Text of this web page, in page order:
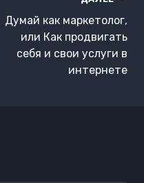
Думай как маркетолог,
или Как продвигать
себя и свои услуги в
интернете